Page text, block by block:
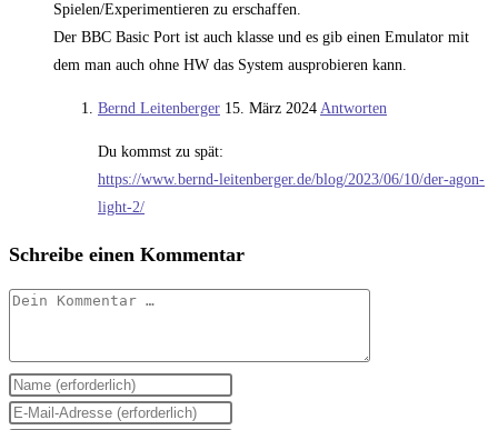
Spielen/Experimentieren zu erschaffen.
Der BBC Basic Port ist auch klasse und es gib einen Emulator mit
dem man auch ohne HW das System ausprobieren kann.
Bernd Leitenberger 15. März 2024 Antworten
Du kommst zu spät:
https://www.bernd-leitenberger.de/blog/2023/06/10/der-agon-
light-2/
Schreibe einen Kommentar
Kommentar
Gib
deinen
Gib